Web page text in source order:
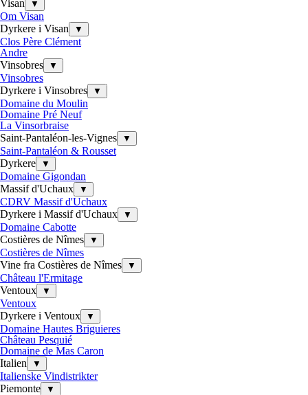
Visan ▼
Om Visan
Dyrkere i Visan
▼
Clos Père Clément
Andre
Vinsobres
▼
Vinsobres
Dyrkere i Vinsobres
▼
Domaine du Moulin
Domaine Pré Neuf
La Vinsorbraise
Saint-Pantaléon-les-Vignes
▼
Saint-Pantaléon & Rousset
Dyrkere
▼
Domaine Gigondan
Massif d'Uchaux
▼
CDRV Massif d'Uchaux
Dyrkere i Massif d'Uchaux
▼
Domaine Cabotte
Costières de Nîmes
▼
Costières de Nîmes
Vine fra Costières de Nîmes
▼
Château l'Ermitage
Ventoux
▼
Ventoux
Dyrkere i Ventoux
▼
Domaine Hautes Briguieres
Château Pesquié
Domaine de Mas Caron
Italien
▼
Italienske Vindistrikter
Piemonte
▼